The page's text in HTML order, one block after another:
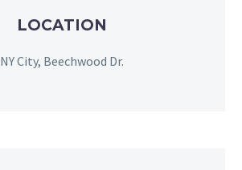
LOCATION
NY City, Beechwood Dr.